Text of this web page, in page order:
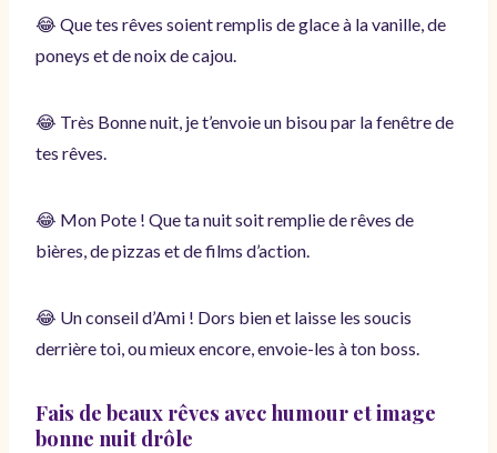
😂 Que tes rêves soient remplis de glace à la vanille, de
poneys et de noix de cajou.
😂 Très Bonne nuit, je t’envoie un bisou par la fenêtre de
tes rêves.
😂 Mon Pote ! Que ta nuit soit remplie de rêves de
bières, de pizzas et de films d’action.
😂 Un conseil d’Ami ! Dors bien et laisse les soucis
derrière toi, ou mieux encore, envoie-les à ton boss.
Fais de beaux rêves avec humour et image
bonne nuit drôle